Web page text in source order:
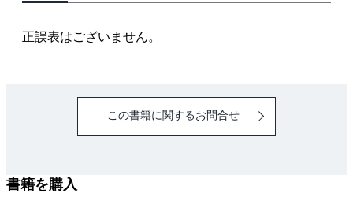
Chapter 3 自然言語処理のファインチューニング
マルチラベルテキスト分類のファインチューニング
類似文章検索のファインチューニング
生成AI
正誤表はございません。
この書籍に関するお問合せ
書籍を購入